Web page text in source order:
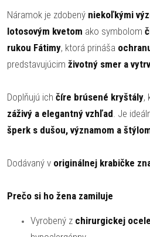
Náramok je zdobený niekoľkými
lotosovým kvetom ako symbolom
rukou Fátimy, ktorá prináša
predstavujúcim životný smer a
Doplňujú ich číre brúsené kryštály,
záživý a elegantný vzhľad. Je
šperk s dušou, významom a
Dodávaný v originálnej krabičke
Prečo si ho žena zamiluje
Vyrobený z chirurgickej